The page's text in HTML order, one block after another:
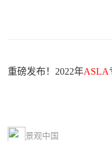
重磅发布！2022年ASLA
景观中国